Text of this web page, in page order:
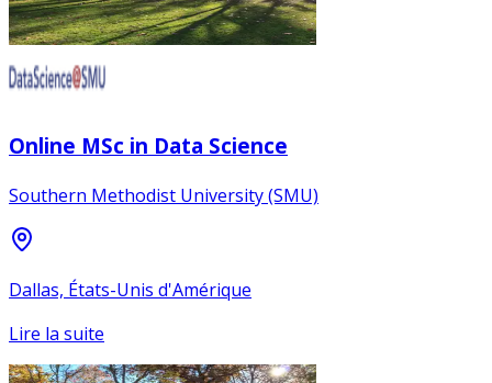
Online MSc in Data Science
Southern Methodist University (SMU)
Dallas, États-Unis d'Amérique
Lire la suite